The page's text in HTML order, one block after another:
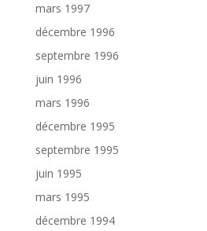
mars 1997
décembre 1996
septembre 1996
juin 1996
mars 1996
décembre 1995
septembre 1995
juin 1995
mars 1995
décembre 1994